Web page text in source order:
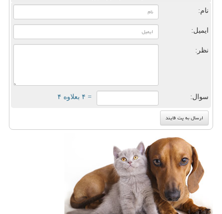
نام:
ایمیل:
نظر:
سوال: = ۴ بعلاوه ۴